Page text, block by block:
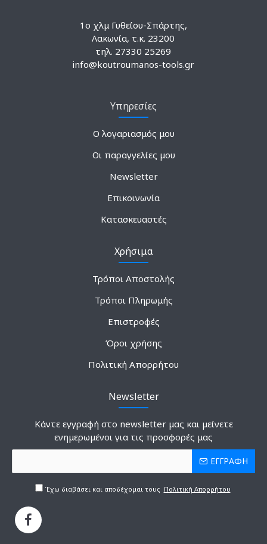
1ο χλμ Γυθείου-Σπάρτης,
Λακωνία, τ.κ. 23200
τηλ. 27330 25269
info@koutroumanos-tools.gr
Υπηρεσίες
Ο λογαριασμός μου
Οι παραγγελίες μου
Newsletter
Επικοινωνία
Κατασκευαστές
Χρήσιμα
Τρόποι Αποστολής
Τρόποι Πληρωμής
Επιστροφές
Όροι χρήσης
Πολιτική Απορρήτου
Newsletter
Κάντε εγγραφή στο newsletter μας και μείνετε
ενημερωμένοι για τις προσφορές μας
ΕΓΓΡΑΦΗ
Έχω διαβάσει και αποδέχομαι τους Πολιτική Απορρήτου